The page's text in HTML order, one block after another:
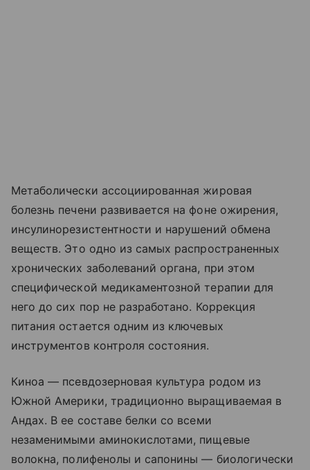
Метаболически ассоциированная жировая
болезнь печени развивается на фоне ожирения,
инсулинорезистентности и нарушений обмена
веществ. Это одно из самых распространенных
хронических заболеваний органа, при этом
специфической медикаментозной терапии для
него до сих пор не разработано. Коррекция
питания остается одним из ключевых
инструментов контроля состояния.
Киноа — псевдозерновая культура родом из
Южной Америки, традиционно выращиваемая в
Андах. В ее составе белки со всеми
незаменимыми аминокислотами, пищевые
волокна, полифенолы и сапонины — биологически